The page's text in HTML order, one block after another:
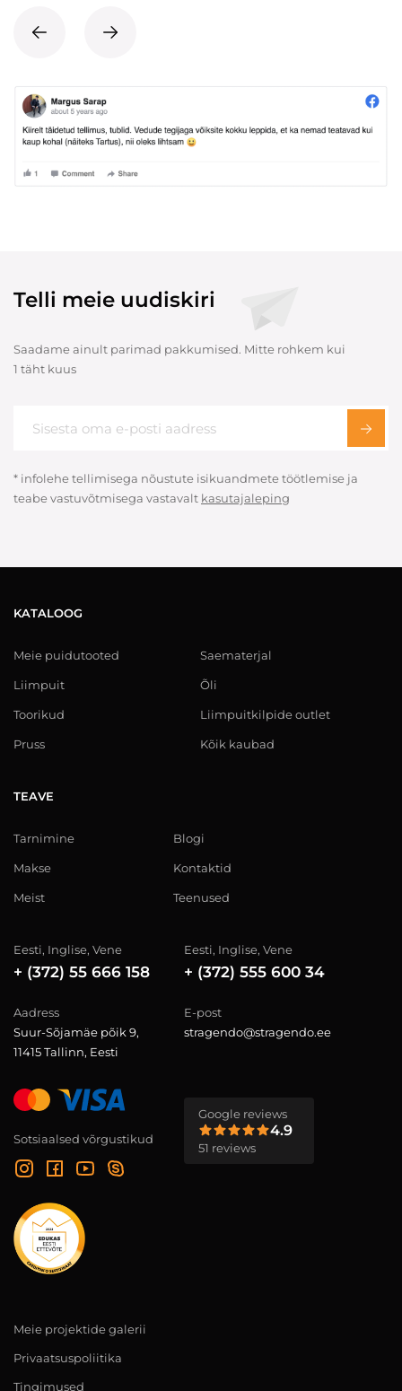
Telli meie uudiskiri
Saadame ainult parimad pakkumised. Mitte rohkem kui
1 täht kuus
* infolehe tellimisega nõustute isikuandmete töötlemise ja
teabe vastuvõtmisega vastavalt kasutajaleping
KATALOOG
Meie puidutooted
Liimpuit
Toorikud
Pruss
Saematerjal
Õli
Liimpuitkilpide outlet
Kõik kaubad
TEAVE
Tarnimine
Makse
Meist
Blogi
Kontaktid
Teenused
Eesti, Inglise, Vene
+ (372) 55 666 158
Eesti, Inglise, Vene
+ (372) 555 600 34
Aadress
Suur-Sõjamäe põik 9,
11415 Tallinn, Eesti
E-post
stragendo@stragendo.ee
Sotsiaalsed võrgustikud
Google reviews
4.9
51 reviews
Meie projektide galerii
Privaatsuspoliitika
Tingimused